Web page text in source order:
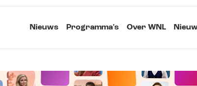
Nieuws Programma's Over WNL